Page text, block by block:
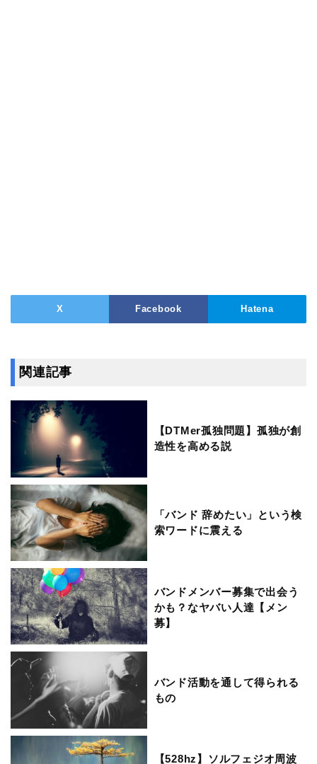
X Facebook Hatena
関連記事
【DTMer孤独問題】孤独が創
造性を高める説
「バンド 辞めたい」という検
索ワードに震える
バンドメンバー募集で出会う
かも？なヤバい人達【メン
募】
バンド活動を通して得られる
もの
【528hz】ソルフェジオ周波